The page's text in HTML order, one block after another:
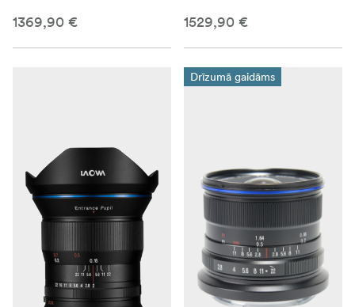
1369,90 € 1529,90 €
Drīzumā gaidāms